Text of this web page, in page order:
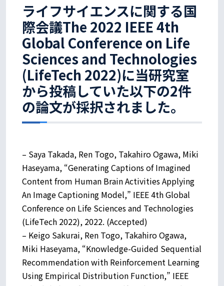
ライフサイエンスに関する国
際会議The 2022 IEEE 4th
Global Conference on Life
Sciences and Technologies
(LifeTech 2022)に当研究室
から投稿していた以下の2件
の論文が採択されました。
– Saya Takada, Ren Togo, Takahiro Ogawa, Miki
Haseyama, “Generating Captions of Imagined
Content from Human Brain Activities Applying
An Image Captioning Model,” IEEE 4th Global
Conference on Life Sciences and Technologies
(LifeTech 2022), 2022. (Accepted)
– Keigo Sakurai, Ren Togo, Takahiro Ogawa,
Miki Haseyama, “Knowledge-Guided Sequential
Recommendation with Reinforcement Learning
Using Empirical Distribution Function,” IEEE